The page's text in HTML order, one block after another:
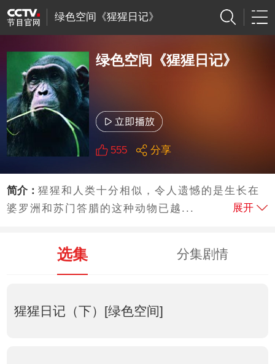
绿色空间《猩猩日记》
绿色空间《猩猩日记》
555 分享
简介：猩猩和人类十分相似，令人遗憾的是生长在
婆罗洲和苏门答腊的这种动物已越...
展开
选集 分集剧情
猩猩日记（下）[绿色空间]